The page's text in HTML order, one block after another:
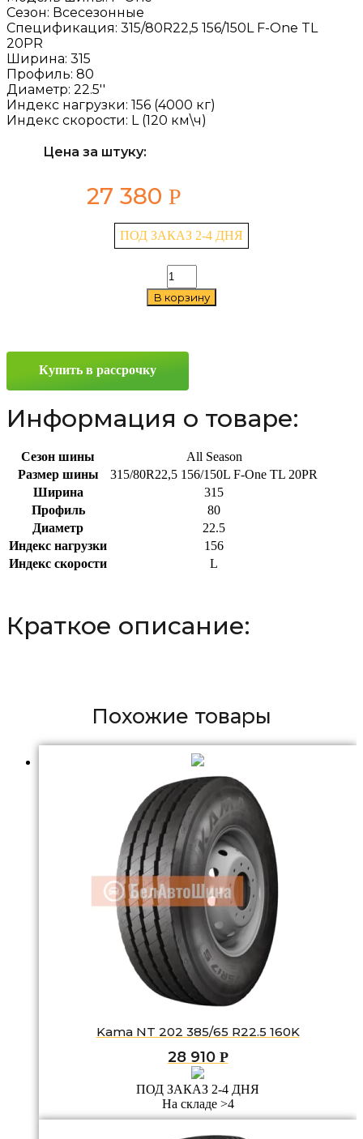
Сезон: Всесезонные
Спецификация: 315/80R22,5 156/150L F-One TL
20PR
Ширина: 315
Профиль: 80
Диаметр: 22.5''
Индекс нагрузки: 156 (4000 кг)
Индекс скорости: L (120 км\ч)
Цена за штуку:
27 380 Р
ПОД ЗАКАЗ 2-4 ДНЯ
Количество
товара
Doublestar
R22.5
В корзину
Купить в рассрочку
Информация о товаре:
Сезон шины
All Season
Размер шины
315/80R22,5 156/150L F-One TL 20PR
Ширина
315
Профиль
80
Диаметр
22.5
Индекс нагрузки
156
Индекс скорости
L
Краткое описание:
Похожие товары
Kama NT 202 385/65 R22.5 160K
28 910 Р
ПОД ЗАКАЗ 2-4 ДНЯ
На складе >4